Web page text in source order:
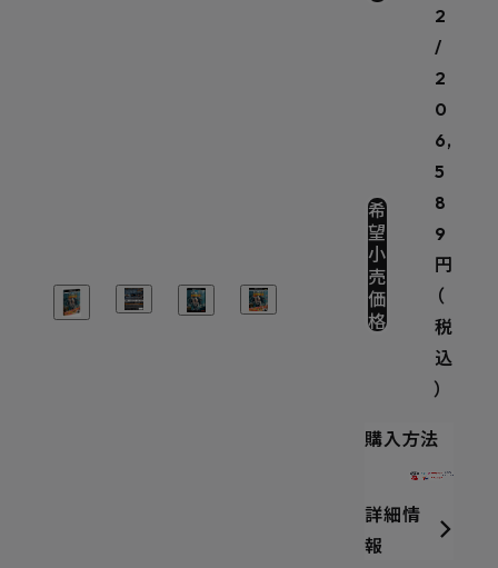
2
/
2
0
希
望
小
売
価
格
6,
5
8
9
円
（
税
込
）
購入方法
詳細情
報